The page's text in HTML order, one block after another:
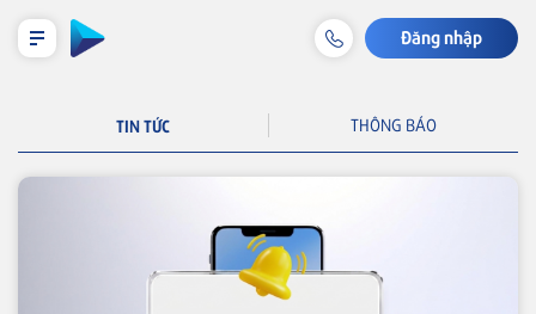
Tiết kiệm & Đầu tư
Đăng nhập
TIN TỨC THÔNG BÁO